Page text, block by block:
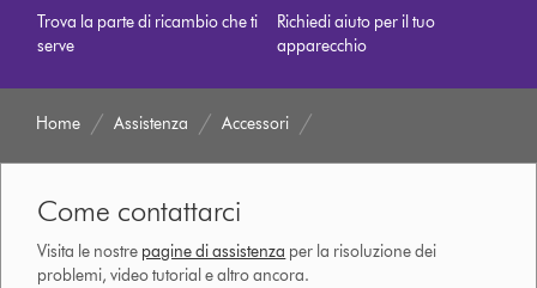
Trova la parte di ricambio che ti
serve
Richiedi aiuto per il tuo
apparecchio
Home Assistenza Accessori
Come contattarci
Visita le nostre pagine di assistenza per la risoluzione dei
problemi, video tutorial e altro ancora.